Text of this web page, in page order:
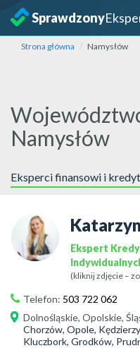
Sprawdzony
Strona główna Namysłów
Namysłów
Eksperci finansowi i
Ekspert
(kliknij zdjęcie –
Telefon: 503 722 062
Dolnośląskie, Opolskie,
Chorzów, Opole,
Kluczbork, Grodków,